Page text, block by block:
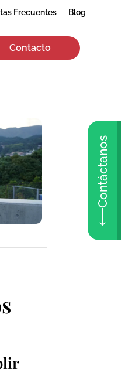
Frecuentes Blog
Contacto
Contáctanos